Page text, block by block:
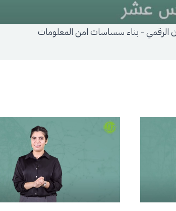
الرقمي - بناء سساسات امن المعلومات